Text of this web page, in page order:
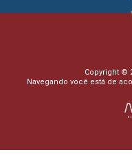
Copyright ©
Navegando você está de